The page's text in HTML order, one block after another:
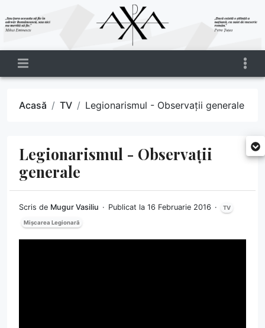
Acasă TV Legionarismul - Observații generale
Legionarismul - Observații
generale
Scris de Mugur Vasiliu Publicat la 16 Februarie 2016 TV
Mișcarea Legionară